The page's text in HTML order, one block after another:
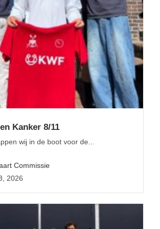
Kanker 8/11
wij in de boot voor de...
Commissie
2026